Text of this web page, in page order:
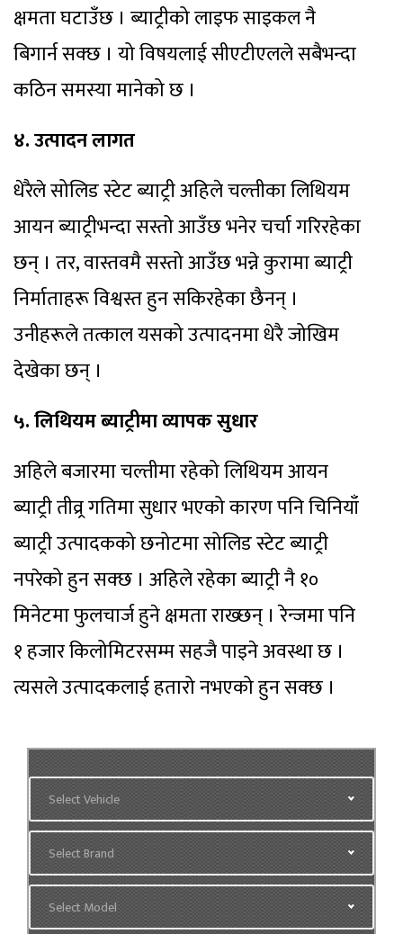
क्षमता घटाउँछ । ब्याट्रीको लाइफ साइकल नै
बिगार्न सक्छ । यो विषयलाई सीएटीएलले सबैभन्दा
कठिन समस्या मानेको छ ।
४. उत्पादन लागत
धेरैले सोलिड स्टेट ब्याट्री अहिले चल्तीका लिथियम
आयन ब्याट्रीभन्दा सस्तो आउँछ भनेर चर्चा गरिरहेका
छन् । तर, वास्तवमै सस्तो आउँछ भन्ने कुरामा ब्याट्री
निर्माताहरू विश्वस्त हुन सकिरहेका छैनन् ।
उनीहरूले तत्काल यसको उत्पादनमा धेरै जोखिम
देखेका छन् ।
५. लिथियम ब्याट्रीमा व्यापक सुधार
अहिले बजारमा चल्तीमा रहेको लिथियम आयन
ब्याट्री तीव्र्र गतिमा सुधार भएको कारण पनि चिनियाँ
ब्याट्री उत्पादकको छनोटमा सोलिड स्टेट ब्याट्री
नपरेको हुन सक्छ । अहिले रहेका ब्याट्री नै १०
मिनेटमा फुलचार्ज हुने क्षमता राख्छन् । रेन्जमा पनि
१ हजार किलोमिटरसम्म सहजै पाइने अवस्था छ ।
त्यसले उत्पादकलाई हतारो नभएको हुन सक्छ ।
Select Vehicle
Select Brand
Select Model